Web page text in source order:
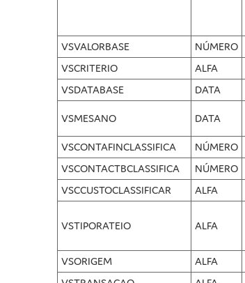
VSVALORBASE NÚMERO
VSCRITERIO
ALFA
VSDATABASE
DATA
VSMESANO DATA
VSCONTAFINCLASSIFICA NÚMERO
VSCONTACTBCLASSIFICA
NÚMERO
VSCCUSTOCLASSIFICAR
ALFA
VSTIPORATEIO ALFA
VSORIGEM ALFA